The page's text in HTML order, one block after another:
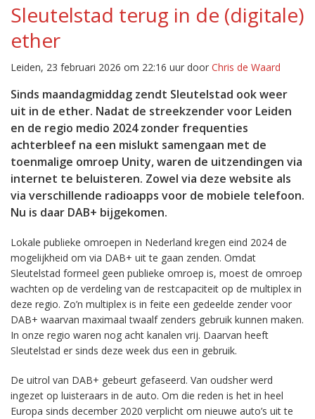
Sleutelstad terug in de (digitale)
ether
Leiden, 23 februari 2026 om 22:16 uur door Chris de Waard
Sinds maandagmiddag zendt Sleutelstad ook weer
uit in de ether. Nadat de streekzender voor Leiden
en de regio medio 2024 zonder frequenties
achterbleef na een mislukt samengaan met de
toenmalige omroep Unity, waren de uitzendingen via
internet te beluisteren. Zowel via deze website als
via verschillende radioapps voor de mobiele telefoon.
Nu is daar DAB+ bijgekomen.
Lokale publieke omroepen in Nederland kregen eind 2024 de
mogelijkheid om via DAB+ uit te gaan zenden. Omdat
Sleutelstad formeel geen publieke omroep is, moest de omroep
wachten op de verdeling van de restcapaciteit op de multiplex in
deze regio. Zo’n multiplex is in feite een gedeelde zender voor
DAB+ waarvan maximaal twaalf zenders gebruik kunnen maken.
In onze regio waren nog acht kanalen vrij. Daarvan heeft
Sleutelstad er sinds deze week dus een in gebruik.
De uitrol van DAB+ gebeurt gefaseerd. Van oudsher werd
ingezet op luisteraars in de auto. Om die reden is het in heel
Europa sinds december 2020 verplicht om nieuwe auto’s uit te